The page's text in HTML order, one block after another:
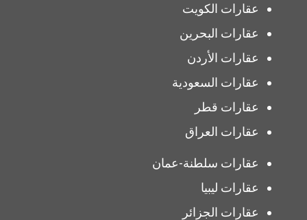
عقارات الكويت
عقارات البحرين
عقارات الأردن
عقارات السعودية
عقارات قطر
عقارات العراق
عقارات سلطنة-عمان
عقارات ليبيا
عقارات الجزائر